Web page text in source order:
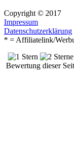
Copyright © 2017
Impressum
Datenschutzerklärung
* = Affiliatelink/
Bewertung dieser